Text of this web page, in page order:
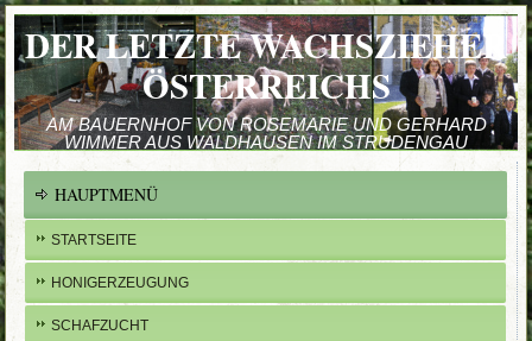
DER LETZTE WACHSZIEHER
ÖSTERREICHS
AM BAUERNHOF VON ROSEMARIE UND GERHARD
WIMMER AUS WALDHAUSEN IM STRUDENGAU
HAUPTMENÜ
STARTSEITE
HONIGERZEUGUNG
SCHAFZUCHT